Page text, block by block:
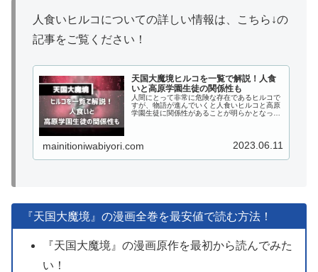
人食いヒルコについての詳しい情報は、こちら↓の
記事をご覧ください！
天国大魔境ヒルコを一覧で解説！人食
いと高原学園生徒の関係性も
人間にとって非常に危険な存在であるヒルコで
すが、物語が進んでいくと人食いヒルコと高原
学園生徒に関係性があることが明らかとなって
mainitioniwabiyori.com 2023.06.11
『天国大魔境』の漫画全巻を最安値で読む方法！
『天国大魔境』の漫画原作を最初から読んでみた
い！